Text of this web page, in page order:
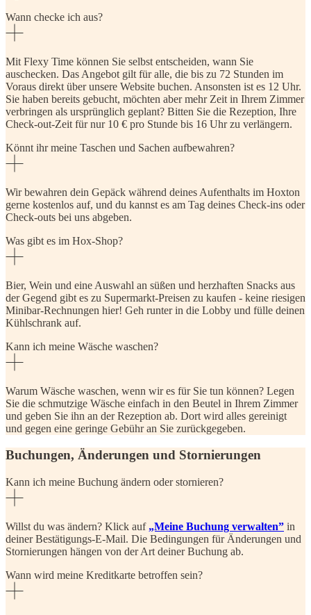
Wann checke ich aus?
Mit Flexy Time können Sie selbst entscheiden, wann Sie
auschecken. Das Angebot gilt für alle, die bis zu 72 Stunden im
Voraus direkt über unsere Website buchen. Ansonsten ist es 12 Uhr.
Sie haben bereits gebucht, möchten aber mehr Zeit in Ihrem Zimmer
verbringen als ursprünglich geplant? Bitten Sie die Rezeption, Ihre
Check-out-Zeit für nur 10 € pro Stunde bis 16 Uhr zu verlängern.
Könnt ihr meine Taschen und Sachen aufbewahren?
Wir bewahren dein Gepäck während deines Aufenthalts im Hoxton
gerne kostenlos auf, und du kannst es am Tag deines Check-ins oder
Check-outs bei uns abgeben.
Was gibt es im Hox-Shop?
Bier, Wein und eine Auswahl an süßen und herzhaften Snacks aus
der Gegend gibt es zu Supermarkt-Preisen zu kaufen - keine riesigen
Minibar-Rechnungen hier! Geh runter in die Lobby und fülle deinen
Kühlschrank auf.
Kann ich meine Wäsche waschen?
Warum Wäsche waschen, wenn wir es für Sie tun können? Legen
Sie die schmutzige Wäsche einfach in den Beutel in Ihrem Zimmer
und geben Sie ihn an der Rezeption ab. Dort wird alles gereinigt
und gegen eine geringe Gebühr an Sie zurückgegeben.
Buchungen, Änderungen und Stornierungen
Kann ich meine Buchung ändern oder stornieren?
Willst du was ändern? Klick auf „Meine Buchung verwalten” in
deiner Bestätigungs-E-Mail. Die Bedingungen für Änderungen und
Stornierungen hängen von der Art deiner Buchung ab.
Wann wird meine Kreditkarte betroffen sein?